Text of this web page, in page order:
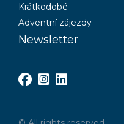
Krátkodobé
Adventní zájezdy
Newsletter